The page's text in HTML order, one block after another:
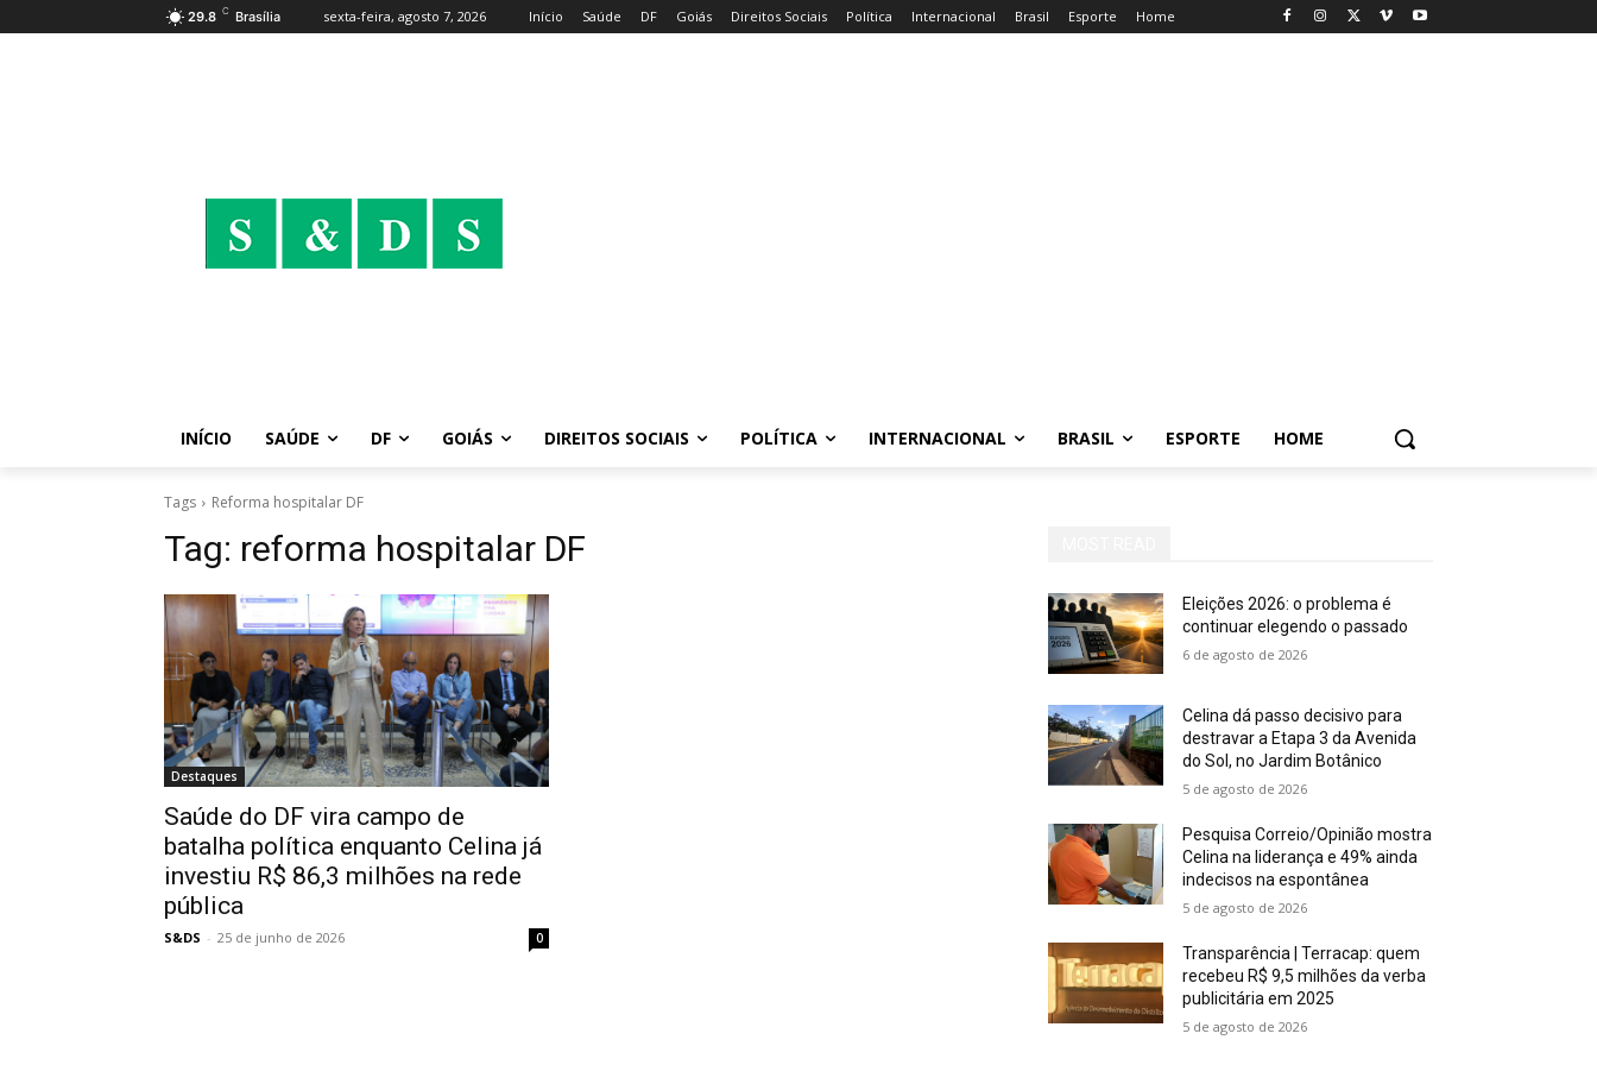
29.8 C Brasília sexta-feira, agosto 7, 2026 Início Saúde DF Goiás Direitos Sociais Política Internacional Brasil Esporte Home
INÍCIO SAÚDE DF GOIÁS DIREITOS SOCIAIS POLÍTICA INTERNACIONAL BRASIL ESPORTE HOME
Tags Reforma hospitalar DF
Tag: reforma hospitalar DF
Destaques
Saúde do DF vira campo de
batalha política enquanto Celina já
investiu R$ 86,3 milhões na rede
pública
S&DS - 25 de junho de 2026 0
Eleições 2026: o problema é
continuar elegendo o passado
6 de agosto de 2026
Celina dá passo decisivo para
destravar a Etapa 3 da Avenida
do Sol, no Jardim Botânico
5 de agosto de 2026
Pesquisa Correio/Opinião mostra
Celina na liderança e 49% ainda
indecisos na espontânea
5 de agosto de 2026
Transparência | Terracap: quem
recebeu R$ 9,5 milhões da verba
publicitária em 2025
5 de agosto de 2026